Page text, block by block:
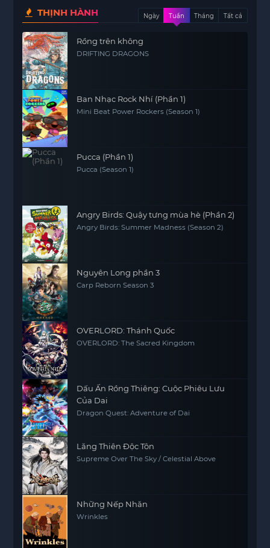
THỊNH HÀNH Ngày Tuần Tháng Tất cả
Rồng trên không
DRIFTING DRAGONS
Ban Nhạc Rock Nhí (Phần 1)
Mini Beat Power Rockers (Season 1)
Pucca (Phần 1)
Pucca (Season 1)
Angry Birds: Quậy tưng mùa hè (Phần 2)
Angry Birds: Summer Madness (Season 2)
Nguyên Long phần 3
Carp Reborn Season 3
OVERLORD: Thánh Quốc
OVERLORD: The Sacred Kingdom
Dấu Ấn Rồng Thiêng: Cuộc Phiêu Lưu
Của Dai
Dragon Quest: Adventure of Dai
Lăng Thiên Độc Tôn
Supreme Over The Sky / Celestial Above
Những Nếp Nhăn
Wrinkles